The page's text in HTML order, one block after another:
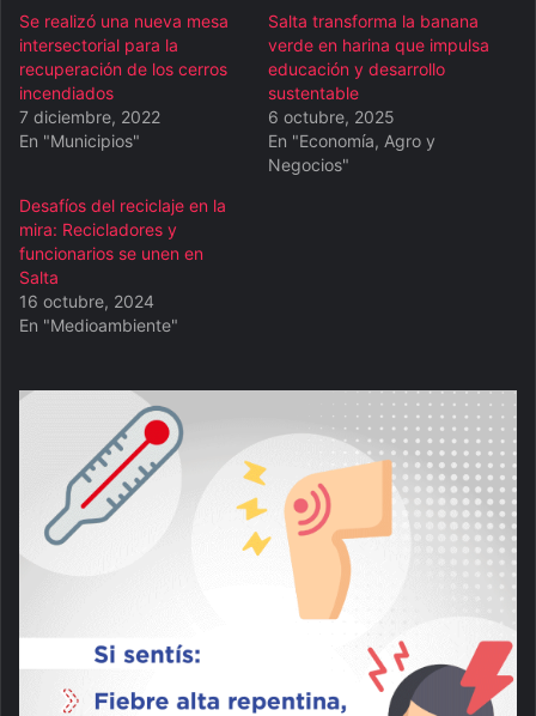
Se realizó una nueva mesa
intersectorial para la
recuperación de los cerros
incendiados
7 diciembre, 2022
En "Municipios"
Salta transforma la banana
verde en harina que impulsa
educación y desarrollo
sustentable
6 octubre, 2025
En "Economía, Agro y
Negocios"
Desafíos del reciclaje en la
mira: Recicladores y
funcionarios se unen en
Salta
16 octubre, 2024
En "Medioambiente"